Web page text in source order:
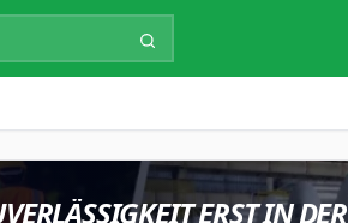
ERST IN DER